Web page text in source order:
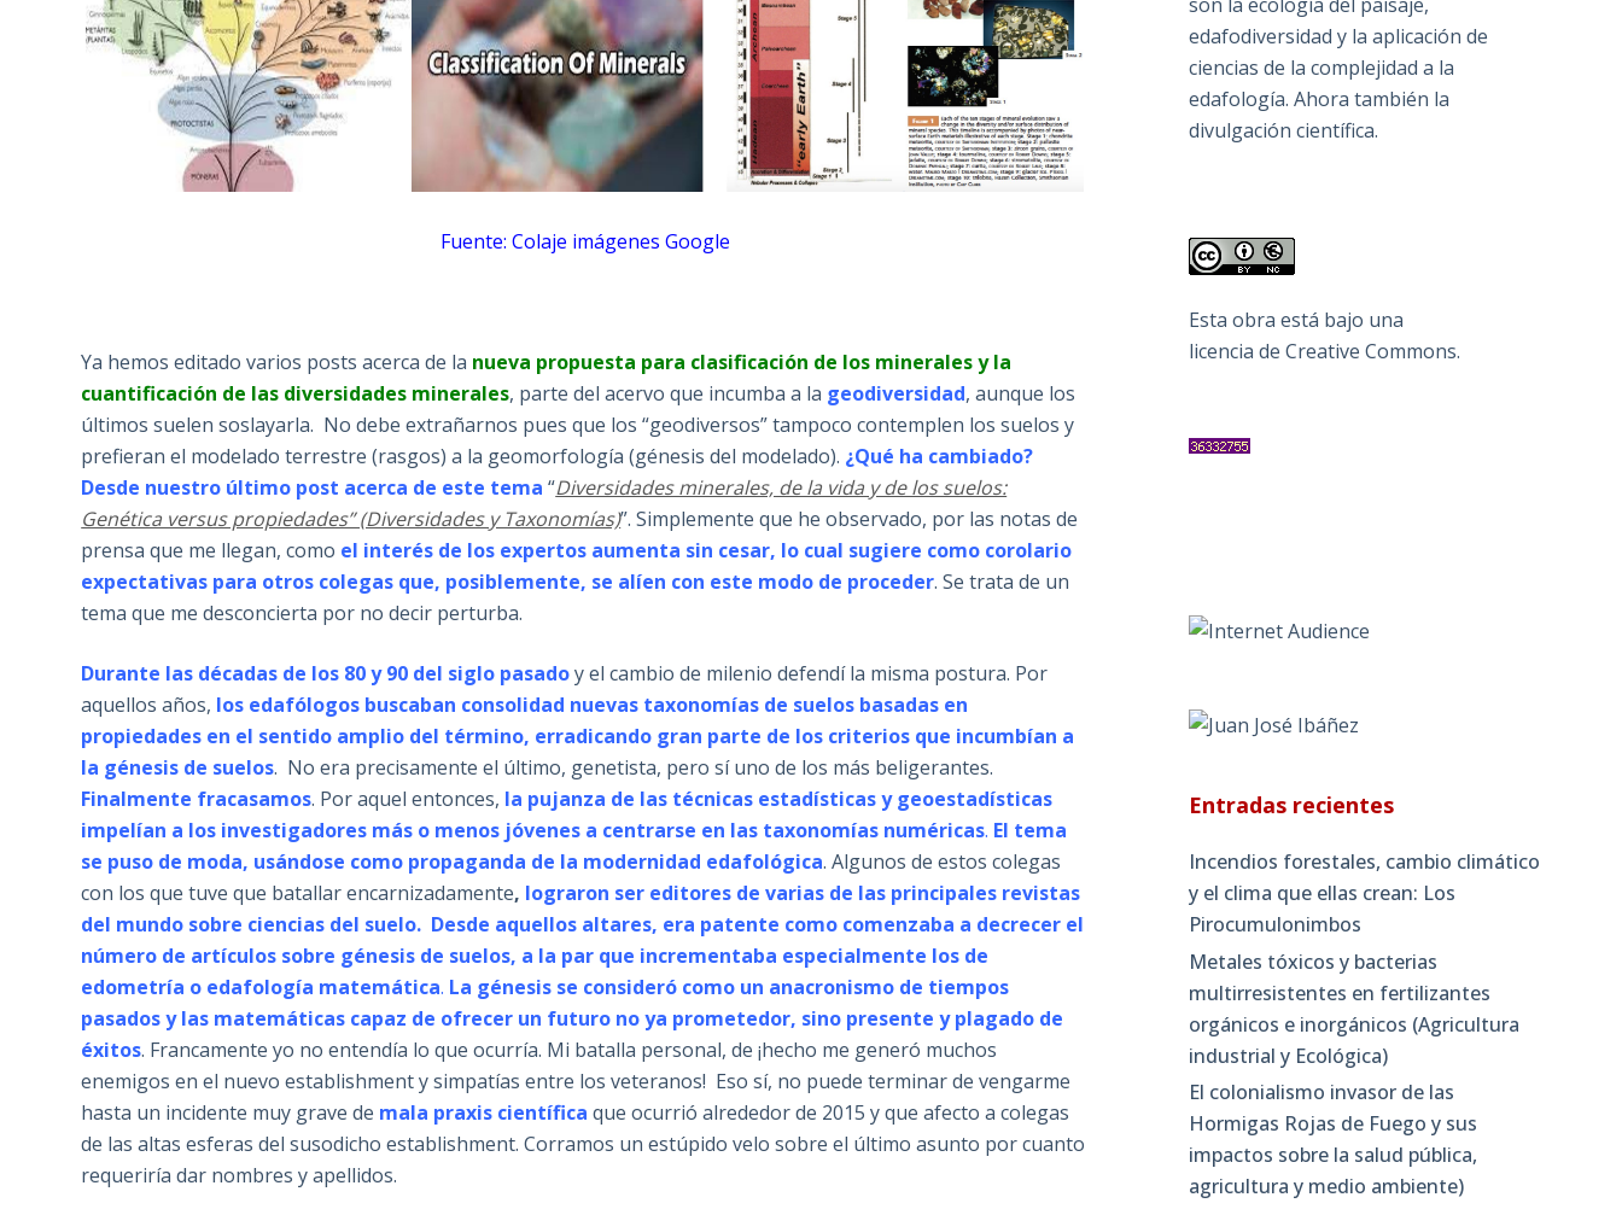
Fuente: Colaje imágenes Google
Ya hemos editado varios posts acerca de la nueva propuesta para clasificación de los minerales y la
cuantificación de las diversidades minerales, parte del acervo que incumba a la geodiversidad, aunque los
últimos suelen soslayarla. No debe extrañarnos pues que los “geodiversos” tampoco contemplen los suelos y
prefieran el modelado terrestre (rasgos) a la geomorfología (génesis del modelado). ¿Qué ha cambiado?
Desde nuestro último post acerca de este tema “Diversidades minerales, de la vida y de los suelos:
Genética versus propiedades” (Diversidades y Taxonomías)”. Simplemente que he observado, por las notas de
prensa que me llegan, como el interés de los expertos aumenta sin cesar, lo cual sugiere como corolario
expectativas para otros colegas que, posiblemente, se alíen con este modo de proceder. Se trata de un
tema que me desconcierta por no decir perturba.
Durante las décadas de los 80 y 90 del siglo pasadoy el cambio de milenio defendí la misma postura. Por
aquellos años, los edafólogos buscaban consolidad nuevas taxonomías de suelos basadas en
propiedades en el sentido amplio del término, erradicando gran parte de los criterios que incumbían a
la génesis de suelos. No era precisamente el último, genetista, pero sí uno de los más beligerantes.
Finalmente fracasamos. Por aquel entonces, la pujanza de las técnicas estadísticas y geoestadísticas
impelían a los investigadores más o menos jóvenes a centrarse en las taxonomías numéricas. El tema
se puso de moda, usándose como propaganda de la modernidad edafológica. Algunos de estos colegas
con los que tuve que batallar encarnizadamente, lograron ser editores de varias de las principales revistas
del mundo sobre ciencias del suelo. Desde aquellos altares, era patente como comenzaba a decrecer el
número de artículos sobre génesis de suelos, a la par que incrementaba especialmente los de
edometría o edafología matemática. La génesis se consideró como un anacronismo de tiempos
pasados y las matemáticas capaz de ofrecer un futuro no ya prometedor, sino presente y plagado de
éxitos. Francamente yo no entendía lo que ocurría. Mi batalla personal, de ¡hecho me generó muchos
enemigos en el nuevo establishment y simpatías entre los veteranos! Eso sí, no puede terminar de vengarme
hasta un incidente muy grave de mala praxis científica que ocurrió alrededor de 2015 y que afecto a colegas
de las altas esferas del susodicho establishment. Corramos un estúpido velo sobre el último asunto por cuanto
requeriría dar nombres y apellidos.
son la ecología del paisaje,
edafodiversidad y la aplicación de
ciencias de la complejidad a la
edafología. Ahora también la
divulgación científica.
Esta obra está bajo una
licencia de Creative Commons.
Entradas recientes
Incendios forestales, cambio climático
y el clima que ellas crean: Los
Pirocumulonimbos
Metales tóxicos y bacterias
multirresistentes en fertilizantes
orgánicos e inorgánicos (Agricultura
industrial y Ecológica)
El colonialismo invasor de las
Hormigas Rojas de Fuego y sus
impactos sobre la salud pública,
agricultura y medio ambiente)